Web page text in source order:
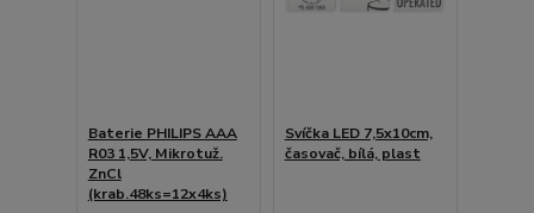
Baterie PHILIPS AAA
R03 1,5V, Mikrotuž.
ZnCl
(krab.48ks=12x4ks)
Svíčka LED 7,5x10cm,
časovač, bílá, plast